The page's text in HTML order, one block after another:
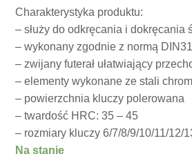
Charakterystyka produktu:
– służy do odkręcania i dokręcania
– wykonany zgodnie z normą
– zwijany futerał ułatwiający
– elementy wykonane ze stali
– powierzchnia kluczy polerowana
– twardość HRC: 35 – 45
– rozmiary kluczy 6/7/8/9/10/11/12/
Na stanie